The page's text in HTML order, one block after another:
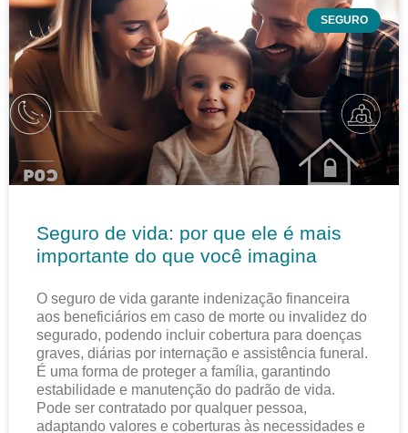
SEGURO
Seguro de vida: por que ele é mais
importante do que você imagina
O seguro de vida garante indenização financeira
aos beneficiários em caso de morte ou invalidez do
segurado, podendo incluir cobertura para doenças
graves, diárias por internação e assistência funeral.
É uma forma de proteger a família, garantindo
estabilidade e manutenção do padrão de vida.
Pode ser contratado por qualquer pessoa,
adaptando valores e coberturas às necessidades e